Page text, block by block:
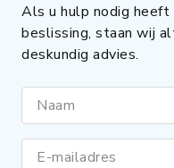
Als u hulp nodig heeft
beslissing, staan wij
deskundig advies.
Naam
E-mailadres